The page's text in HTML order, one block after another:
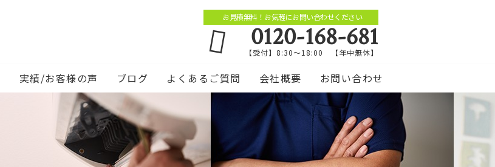
お見積無料！お気軽にお問い合わせください
0120-168-681
【受付】8:30～18:00 【年中無休】
実績/お客様の声 ブログ よくあるご質問 会社概要 お問い合わせ